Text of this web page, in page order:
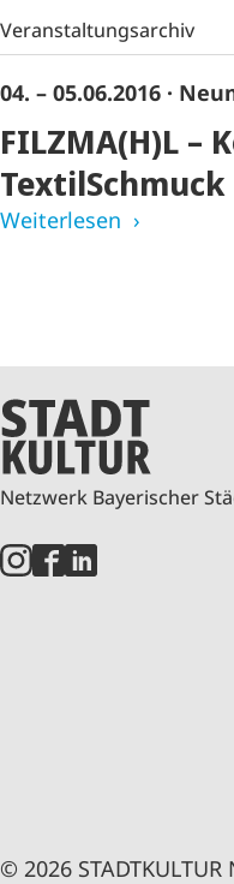
Veranstaltungsarchiv
04. – 05.06.2016 ·
FILZMA(H)L –
TextilSchmuck
Weiterlesen
Netzwerk Bayerischer
© 2026